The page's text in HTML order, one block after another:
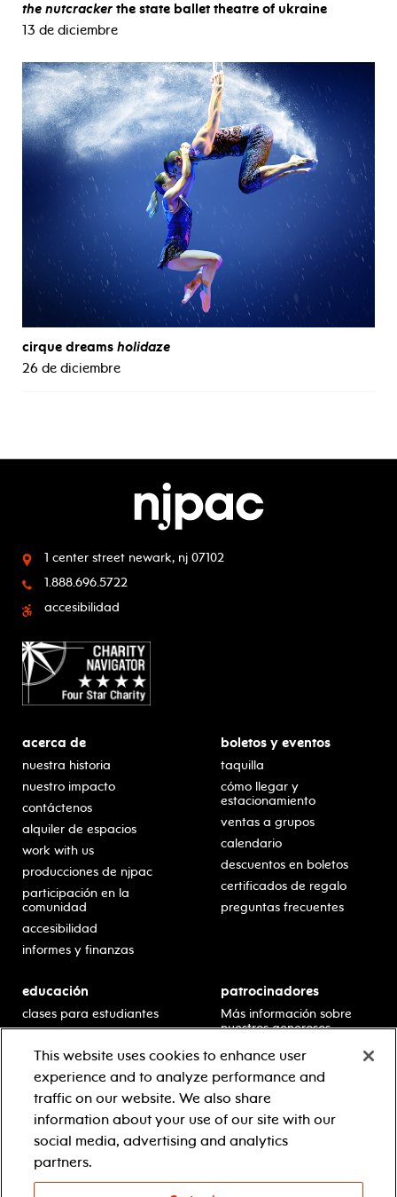
the nutcracker the state ballet theatre of ukraine
13 de diciembre
cirque dreams holidaze
26 de diciembre
1 center street newark, nj 07102
1.888.696.5722
accesibilidad
acerca de
nuestra historia
nuestro impacto
contáctenos
alquiler de espacios
work with us
producciones de njpac
participación en la
comunidad
accesibilidad
informes y finanzas
boletos y eventos
taquilla
cómo llegar y
estacionamiento
ventas a grupos
calendario
descuentos en boletos
certificados de regalo
preguntas frecuentes
educación
clases para estudiantes
escolar
residencias en escuelas
desarrollo profesional
recursos para docentes
comuníquese con el
equipo educativo
patrocinadores
Más información sobre
nuestros generosos
This website uses cookies to enhance user
experience and to analyze performance and
traffic on our website. We also share
information about your use of our site with our
social media, advertising and analytics
partners.